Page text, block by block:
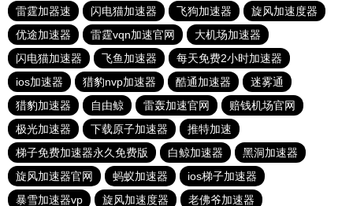
雷霆加器速
闪电猫加速器 飞狗加速器
旋风加速度器
优途加速器
雷霆vqn加速官网
大机场加速器
闪电猫加速器
飞鱼加速器
每天免费2小时加速器
ios加速器
猎豹nvp加速器 酷通加速器
迷雾通
猎豹加速器
自由鲸 雷轰加速官网
赔钱机场官网
极光加速器
下载原子加速器
推特加速
梯子免费加速器永久免费版
白鲸加速器
黑洞加速器
旋风加速器官网
蚂蚁加速器
ios梯子加速器
暴雪加速器vp
旋风加速度器 老佛爷加速器